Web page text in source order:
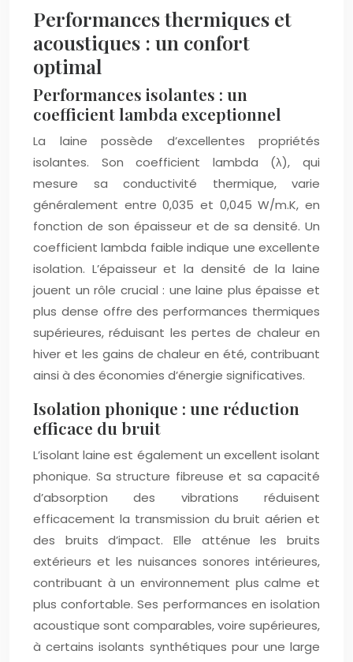
Performances thermiques et
acoustiques : un confort
optimal
Performances isolantes : un
coefficient lambda exceptionnel
La laine possède d’excellentes propriétés
isolantes. Son coefficient lambda (λ), qui
mesure sa conductivité thermique, varie
généralement entre 0,035 et 0,045 W/m.K, en
fonction de son épaisseur et de sa densité. Un
coefficient lambda faible indique une excellente
isolation. L’épaisseur et la densité de la laine
jouent un rôle crucial : une laine plus épaisse et
plus dense offre des performances thermiques
supérieures, réduisant les pertes de chaleur en
hiver et les gains de chaleur en été, contribuant
ainsi à des économies d’énergie significatives.
Isolation phonique : une réduction
efficace du bruit
L’isolant laine est également un excellent isolant
phonique. Sa structure fibreuse et sa capacité
d’absorption des vibrations réduisent
efficacement la transmission du bruit aérien et
des bruits d’impact. Elle atténue les bruits
extérieurs et les nuisances sonores intérieures,
contribuant à un environnement plus calme et
plus confortable. Ses performances en isolation
acoustique sont comparables, voire supérieures,
à certains isolants synthétiques pour une large